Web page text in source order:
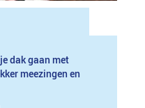
dak gaan met
meezingen en